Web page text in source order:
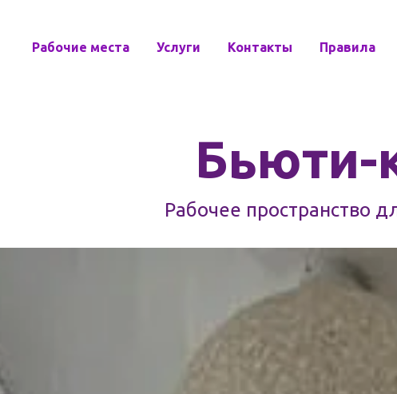
Рабочие места Услуги Контакты Правила
Бьюти-
Рабочее пространство